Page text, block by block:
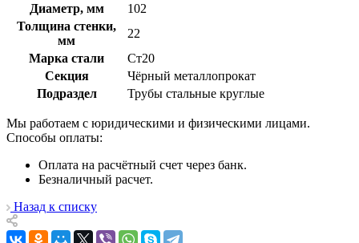
Диаметр, мм
102
Толщина стенки,
мм
22
Марка стали
Ст20
Секция
Чёрный металлопрокат
Подраздел
Трубы стальные круглые
Мы работаем с юридическими и физическими лицами.
Способы оплаты:
Оплата на расчётный счет через банк.
Безналичный расчет.
Назад к списку